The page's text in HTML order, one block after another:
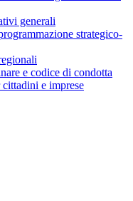
generali
strategico-
e codice di condotta
e imprese